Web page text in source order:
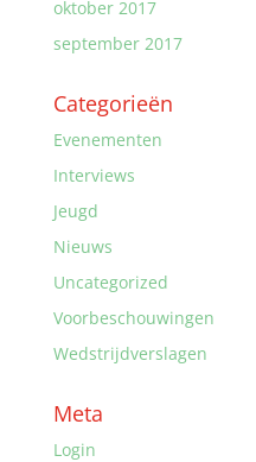
oktober 2017
september 2017
Categorieën
Evenementen
Interviews
Jeugd
Nieuws
Uncategorized
Voorbeschouwingen
Wedstrijdverslagen
Meta
Login